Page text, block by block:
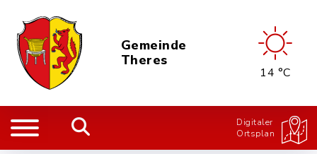
Gemeinde
Theres
14 °C
Digitaler
Ortsplan